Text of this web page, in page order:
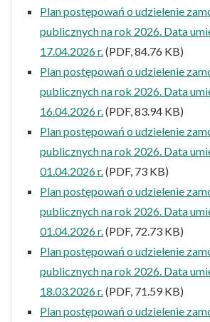
Plan postępowań o udzielenie
publicznych na rok 2026. Data
17.04.2026 r.(PDF, 84.76 KB)
Plan postępowań o udzielenie
publicznych na rok 2026. Data
16.04.2026 r.(PDF, 83.94 KB)
Plan postępowań o udzielenie
publicznych na rok 2026. Data
01.04.2026 r.(PDF, 73 KB)
Plan postępowań o udzielenie
publicznych na rok 2026. Data
01.04.2026 r.(PDF, 72.73 KB)
Plan postępowań o udzielenie
publicznych na rok 2026. Data
18.03.2026 r.(PDF, 71.59 KB)
Plan postępowań o udzielenie